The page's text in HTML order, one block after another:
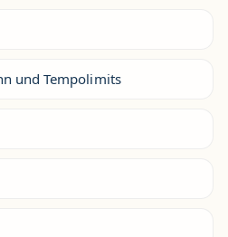
und Tempolimits